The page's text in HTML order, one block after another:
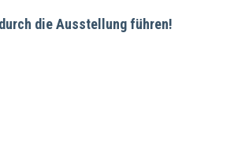
die Ausstellung führen!